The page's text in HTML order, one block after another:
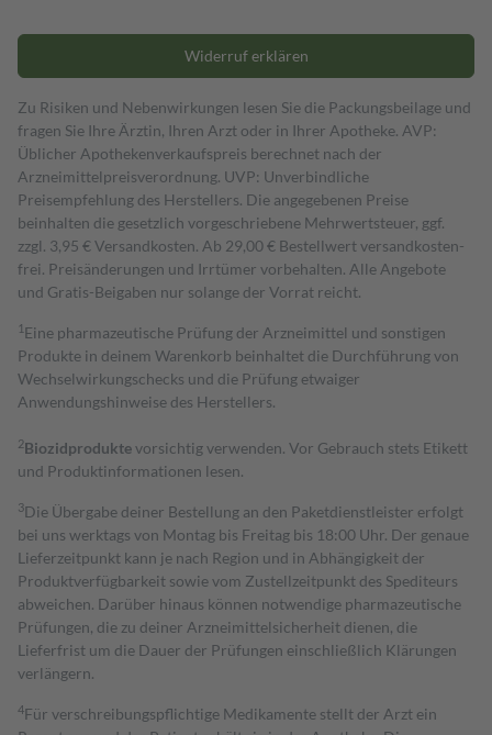
Widerruf erklären
Zu Risiken und Nebenwirkungen lesen Sie die Packungsbeilage und
fragen Sie Ihre Ärztin, Ihren Arzt oder in Ihrer Apotheke. AVP:
Üblicher Apothekenverkaufspreis berechnet nach der
Arzneimittelpreisverordnung. UVP: Unverbindliche
Preisempfehlung des Herstellers. Die angegebenen Preise
beinhalten die gesetzlich vorgeschriebene Mehrwertsteuer, ggf.
zzgl. 3,95 € Versandkosten. Ab 29,00 € Bestell­wert versand­kosten­
frei. Preisänderungen und Irrtümer vorbehalten. Alle Angebote
und Gratis-Beigaben nur solange der Vorrat reicht.
1 Eine pharmazeutische Prüfung der Arzneimittel und sonstigen
Produkte in deinem Warenkorb beinhaltet die Durchführung von
Wechselwirkungschecks und die Prüfung etwaiger
Anwendungshinweise des Herstellers.
2Biozidproduktevorsichtig verwenden. Vor Gebrauch stets Etikett
und Produktinformationen lesen.
3Die Übergabe deiner Bestellung an den Paketdienstleister erfolgt
bei uns werktags von Montag bis Freitag bis 18:00 Uhr. Der genaue
Lieferzeitpunkt kann je nach Region und in Abhängigkeit der
Produktverfügbarkeit sowie vom Zustellzeitpunkt des Spediteurs
abweichen. Darüber hinaus können notwendige pharmazeutische
Prüfungen, die zu deiner Arzneimittelsicherheit dienen, die
Lieferfrist um die Dauer der Prüfungen einschließlich Klärungen
verlängern.
4Für verschreibungspflichtige Medikamente stellt der Arzt ein